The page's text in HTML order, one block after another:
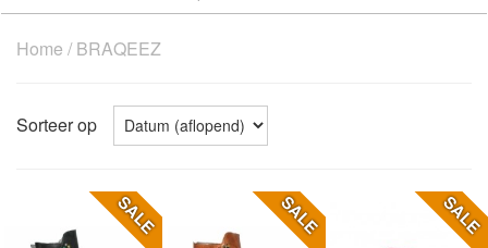
Home / BRAQEEZ
Sorteer op
SALE SALE SALE